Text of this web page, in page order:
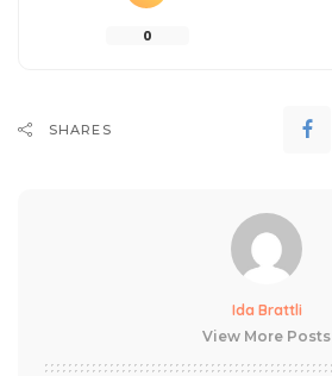
0
SHARES
Ida Brattli
View More Posts